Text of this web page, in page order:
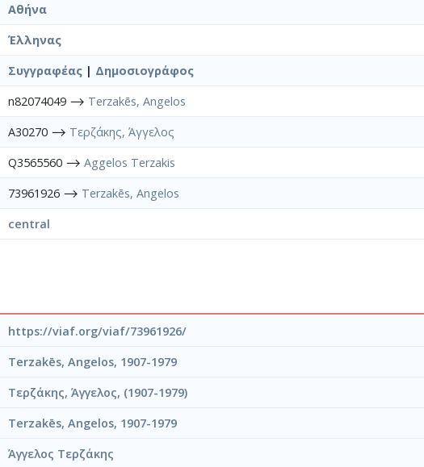
Αθήνα
Έλληνας
Συγγραφέας | Δημοσιογράφος
n82074049 ⟶ Terzakēs, Angelos
A30270 ⟶ Τερζάκης, Άγγελος
Q3565560 ⟶ Aggelos Terzakis
73961926 ⟶ Terzakēs, Angelos
central
https://viaf.org/viaf/73961926/
Terzakēs, Angelos, 1907-1979
Τερζάκης, Άγγελος, (1907-1979)
Terzakēs, Angelos, 1907-1979
Άγγελος Τερζάκης